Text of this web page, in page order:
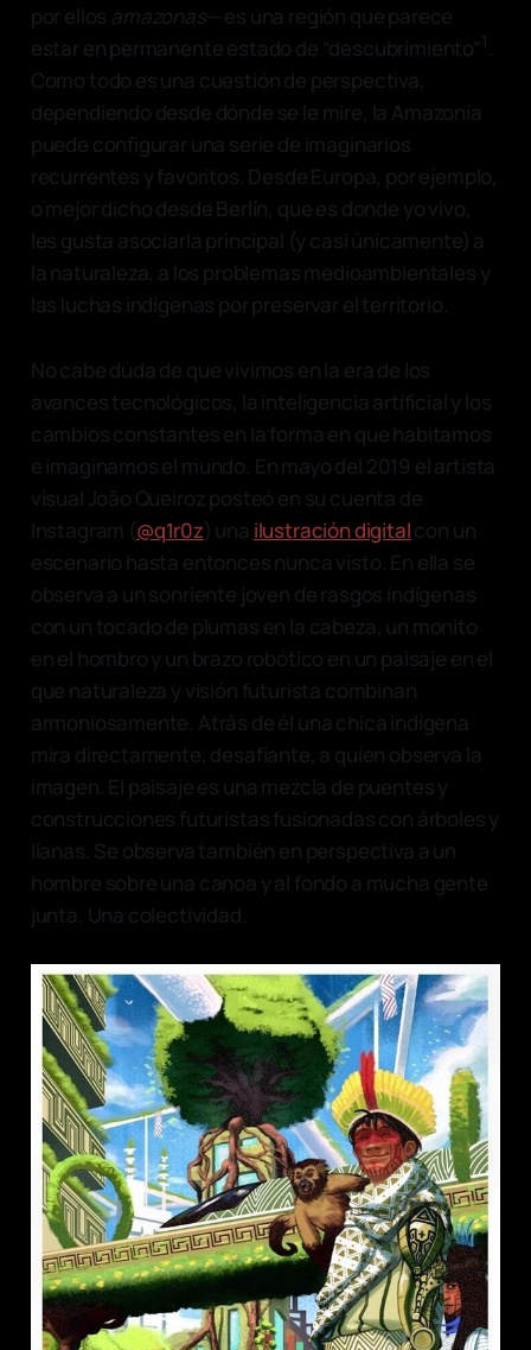
por ellos amazonas— es una región que parece
estar en permanente estado de “descubrimiento” 1 .
Como todo es una cuestión de perspectiva,
dependiendo desde dónde se le mire, la Amazonía
puede configurar una serie de imaginarios
recurrentes y favoritos. Desde Europa, por ejemplo,
o mejor dicho desde Berlín, que es donde yo vivo,
les gusta asociarla principal (y casi únicamente) a
la naturaleza, a los problemas medioambientales y
las luchas indígenas por preservar el territorio.
No cabe duda de que vivimos en la era de los
avances tecnológicos, la inteligencia artificial y los
cambios constantes en la forma en que habitamos
e imaginamos el mundo. En mayo del 2019 el artista
visual João Queiroz posteó en su cuenta de
Instagram (@q1r0z) una ilustración digitalcon un
escenario hasta entonces nunca visto. En ella se
observa a un sonriente joven de rasgos indígenas
con un tocado de plumas en la cabeza, un monito
en el hombro y un brazo robótico en un paisaje en el
que naturaleza y visión futurista combinan
armoniosamente. Atrás de él una chica indígena
mira directamente, desafiante, a quien observa la
imagen. El paisaje es una mezcla de puentes y
construcciones futuristas fusionadas con árboles y
lianas. Se observa también en perspectiva a un
hombre sobre una canoa y al fondo a mucha gente
junta. Una colectividad.